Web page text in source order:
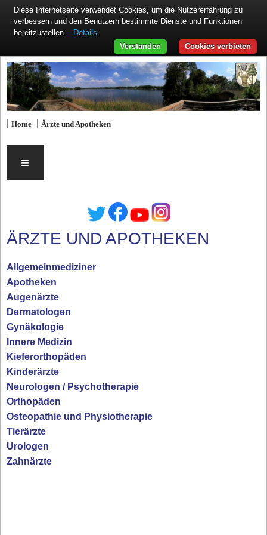
|Home |Ärzte und Apotheken
≡
ÄRZTE UND APOTHEKEN
Allgemeinmediziner
Apotheken
Augenärzte
Dermatologen
Gynäkologie
Innere Medizin
Kieferorthopäden
Kinderärzte
Neurologen / Psychotherapie
Orthopäden
Osteopathie und Physiotherapie
Tierärzte
Urologen
Zahnärzte
Diese Internetseite verwendet Cookies, um die Nutzererfahrung zu
verbessern und den Benutzern bestimmte Dienste und Funktionen
bereitzustellen.
Details
Cookies verbieten
Verstanden